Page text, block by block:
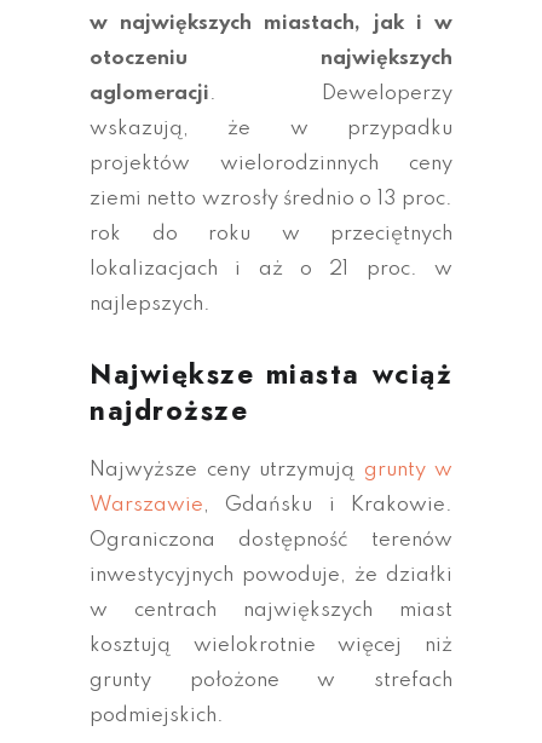
w największych miastach, jak i w
otoczeniu największych
aglomeracji. Deweloperzy
wskazują, że w przypadku
projektów wielorodzinnych ceny
ziemi netto wzrosły średnio o 13 proc.
rok do roku w przeciętnych
lokalizacjach i aż o 21 proc. w
najlepszych.
Największe miasta wciąż
najdroższe
Najwyższe ceny utrzymują grunty w
Warszawie, Gdańsku i Krakowie.
Ograniczona dostępność terenów
inwestycyjnych powoduje, że działki
w centrach największych miast
kosztują wielokrotnie więcej niż
grunty położone w strefach
podmiejskich.